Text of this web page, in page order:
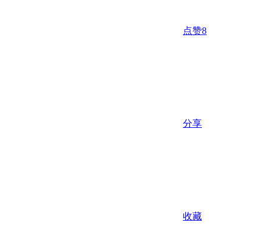
点赞8
分享
收藏